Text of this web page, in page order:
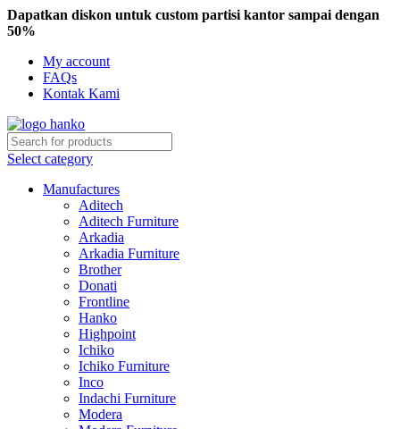
Dapatkan diskon untuk custom partisi kantor sampai dengan
50%
My account
FAQs
Kontak Kami
Select category
Manufactures
Aditech
Aditech Furniture
Arkadia
Arkadia Furniture
Brother
Donati
Frontline
Hanko
Highpoint
Ichiko
Ichiko Furniture
Inco
Indachi Furniture
Modera